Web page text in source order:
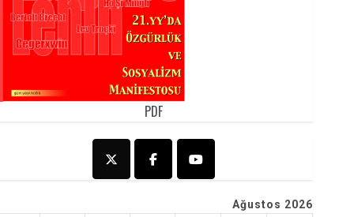
PDF
Ağustos 2026